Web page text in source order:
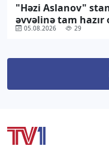
"Həzi Aslanov"
əvvəlinə tam hazır
05.08.2026 29